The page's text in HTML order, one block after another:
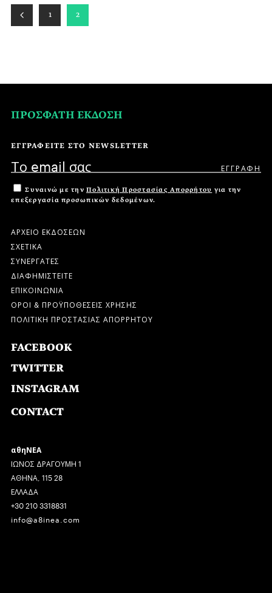
1 2
ΠΡΟΣΦΑΤΗ ΕΚΔΟΣΗ
ΕΓΓΡΑΦΕΙΤΕ ΣΤΟ NEWSLETTER
Συναινώ με την Πολιτική Προστασίας Απορρήτου για την
επεξεργασία προσωπικών δεδομένων.
ΑΡΧΕΙΟ ΕΚΔΟΣΕΩΝ
ΣΧΕΤΙΚΑ
ΣΥΝΕΡΓΑΤΕΣ
ΔΙΑΦΗΜΙΣΤΕΙΤΕ
ΕΠΙΚΟΙΝΩΝΙΑ
ΟΡΟΙ & ΠΡΟΫΠΟΘΕΣΕΙΣ ΧΡΗΣΗΣ
ΠΟΛΙΤΙΚΗ ΠΡΟΣΤΑΣΙΑΣ ΑΠΟΡΡΗΤΟΥ
FACEBOOK
TWITTER
INSTAGRAM
CONTACT
αθηΝΕΑ
ΙΩΝΟΣ ΔΡΑΓΟΥΜΗ 1
ΑΘΗΝΑ, 115 28
ΕΛΛΑΔΑ
+30 210 3318831
info@a8inea.com